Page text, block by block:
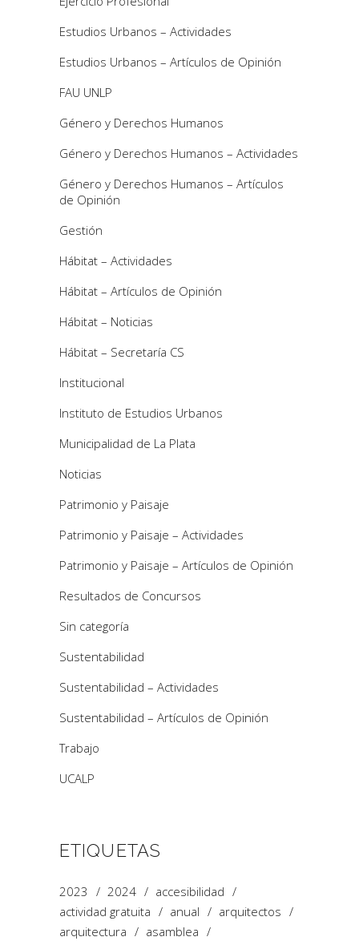
Estudios Urbanos – Actividades
Estudios Urbanos – Artículos de Opinión
FAU UNLP
Género y Derechos Humanos
Género y Derechos Humanos – Actividades
Género y Derechos Humanos – Artículos
de Opinión
Gestión
Hábitat – Actividades
Hábitat – Artículos de Opinión
Hábitat – Noticias
Hábitat – Secretaría CS
Institucional
Instituto de Estudios Urbanos
Municipalidad de La Plata
Noticias
Patrimonio y Paisaje
Patrimonio y Paisaje – Actividades
Patrimonio y Paisaje – Artículos de Opinión
Resultados de Concursos
Sin categoría
Sustentabilidad
Sustentabilidad – Actividades
Sustentabilidad – Artículos de Opinión
Trabajo
UCALP
ETIQUETAS
2023 2024
accesibilidad
actividad gratuita
anual
arquitectos
arquitectura
asamblea